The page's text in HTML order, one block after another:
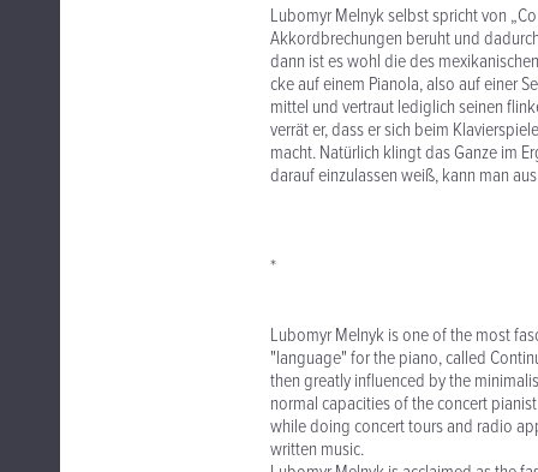
Lubo­myr Melnyk selbst spricht von
Akkord­bre­chun­gen beruht und
dann ist es wohl die des
cke auf einem Pia­nola, also auf einer
mit­tel und ver­traut ledig­lich sei­nen
ver­rät er, dass er sich beim
macht. Natür­lich klingt das Ganze im
dar­auf ein­zu­las­sen weiß, kann man
*
Lubomyr Melnyk is one of the most
"language" for the piano, called
then greatly influenced by the
normal capacities of the concert
while doing concert tours and radio
written music.